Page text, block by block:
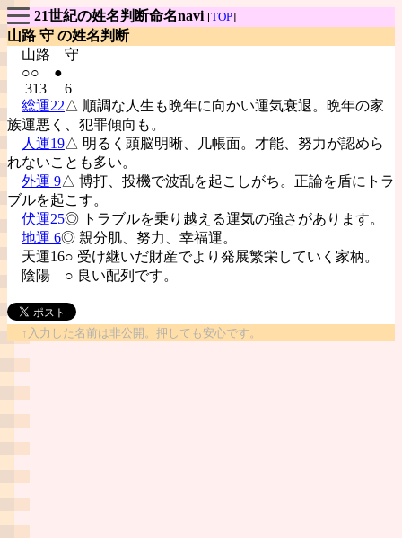
21世紀の姓名判断命名navi [TOP]
山路 守 の姓名判断
山路 守
○○ ●
313 6
総運22△ 順調な人生も晩年に向かい運気衰退。晩年の家
族運悪く、犯罪傾向も。
人運19△ 明るく頭脳明晰、几帳面。才能、努力が認めら
れないことも多い。
外運 9△ 博打、投機で波乱を起こしがち。正論を盾にトラ
ブルを起こす。
伏運25◎ トラブルを乗り越える運気の強さがあります。
地運 6◎ 親分肌、努力、幸福運。
天運16○ 受け継いだ財産でより発展繁栄していく家柄。
陰陽 ○ 良い配列です。
↑入力した名前は非公開。押しても安心です。